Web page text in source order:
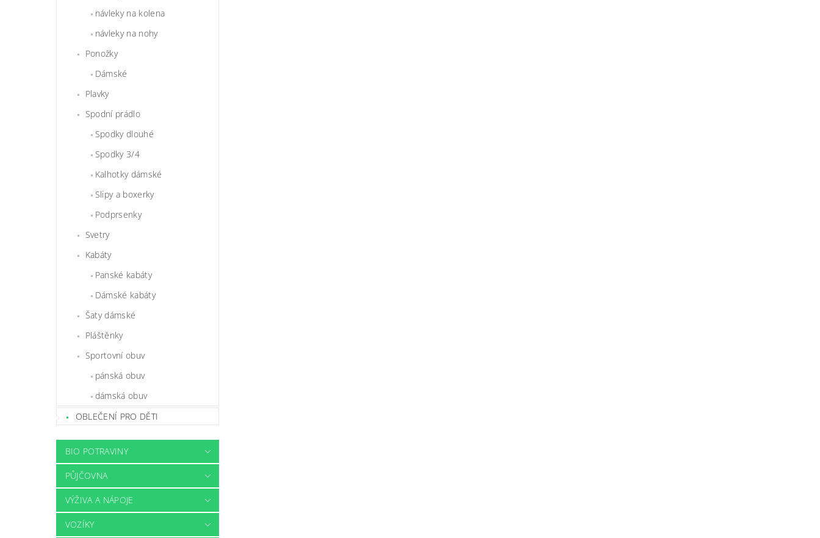
návleky na kolena
návleky na nohy
Ponožky
Dámské
Plavky
Spodní prádlo
Spodky dlouhé
Spodky 3/4
Kalhotky dámské
Slipy a boxerky
Podprsenky
Svetry
Kabáty
Panské kabáty
Dámské kabáty
Šaty dámské
Pláštěnky
Sportovní obuv
pánská obuv
dámská obuv
OBLEČENÍ PRO DĚTI
BIO POTRAVINY
PŮJČOVNA
VÝŽIVA A NÁPOJE
VOZÍKY